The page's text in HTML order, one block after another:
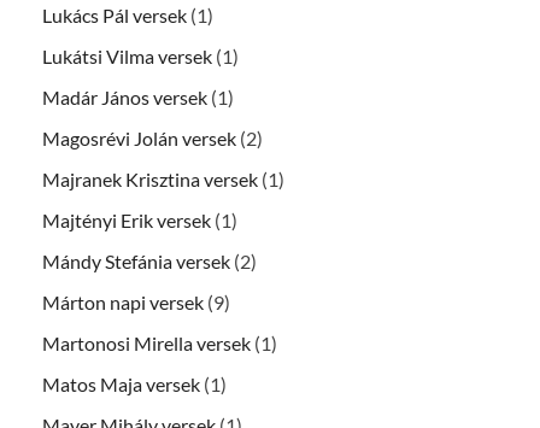
Lukács Pál versek (1)
Lukátsi Vilma versek (1)
Madár János versek (1)
Magosrévi Jolán versek (2)
Majranek Krisztina versek (1)
Majtényi Erik versek (1)
Mándy Stefánia versek (2)
Márton napi versek (9)
Martonosi Mirella versek (1)
Matos Maja versek (1)